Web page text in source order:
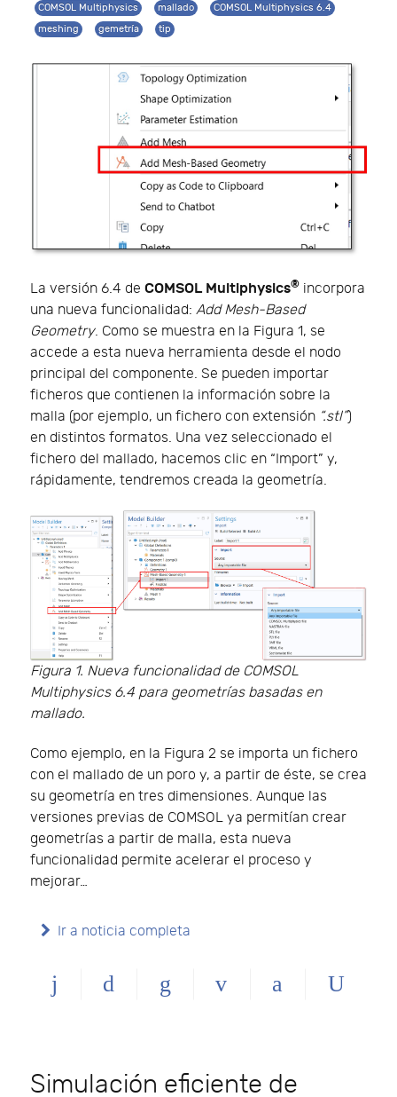
COMSOL Multiphysics mallado
COMSOL Multiphysics 6.4
meshing
gemetría tip
La versión 6.4 de COMSOL Multiphysics® incorpora
una nueva funcionalidad: Add Mesh-Based
Geometry. Como se muestra en la Figura 1, se
accede a esta nueva herramienta desde el nodo
principal del componente. Se pueden importar
ficheros que contienen la información sobre la
malla (por ejemplo, un fichero con extensión “.stl”)
en distintos formatos. Una vez seleccionado el
fichero del mallado, hacemos clic en “Import” y,
rápidamente, tendremos creada la geometría.
Figura 1. Nueva funcionalidad de COMSOL
Multiphysics 6.4 para geometrías basadas en
mallado.
Como ejemplo, en la Figura 2 se importa un fichero
con el mallado de un poro y, a partir de éste, se crea
su geometría en tres dimensiones. Aunque las
versiones previas de COMSOL ya permitían crear
geometrías a partir de malla, esta nueva
funcionalidad permite acelerar el proceso y
mejorar…
Ir a noticia completa
Simulación eficiente de